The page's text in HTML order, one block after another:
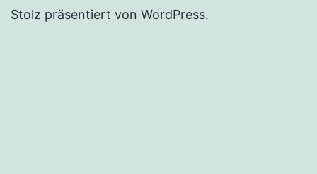
runter
Stolz präsentiert von WordPress.